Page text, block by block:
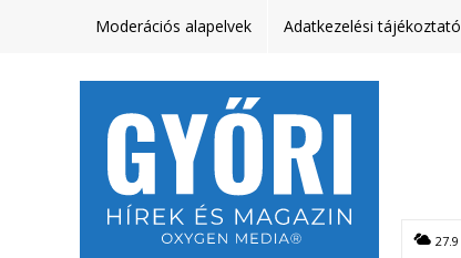
Moderációs alapelvek Adatkezelési tájékoztató
27.9